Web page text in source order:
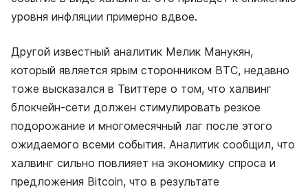
уровня инфляции примерно вдвое.
Другой известный аналитик Мелик Манукян,
который является ярым сторонником BTC, недавно
тоже высказался в Твиттере о том, что халвинг
блокчейн-сети должен стимулировать резкое
подорожание и многомесячный лаг после этого
ожидаемого всеми события. Аналитик сообщил, что
халвинг сильно повлияет на экономику спроса и
предложения Bitcoin, что в результате